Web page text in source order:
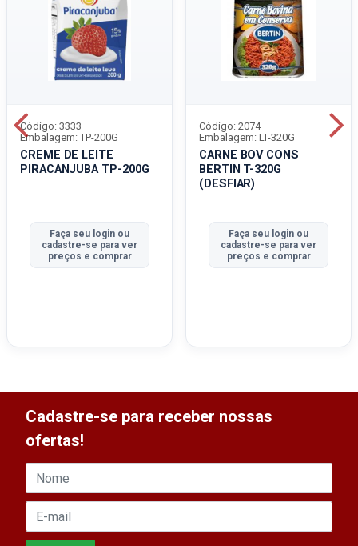
CREME DE LEITE
PIRACANJUBA TP-200G
Código: 3333
Embalagem: TP-200G
Faça seu login ou
cadastre-se para ver
preços e comprar
CARNE BOV CONS
BERTIN T-320G
(DESFIAR)
Código: 2074
Embalagem: LT-320G
Faça seu login ou
cadastre-se para ver
preços e comprar
Cadastre-se para receber nossas
ofertas!